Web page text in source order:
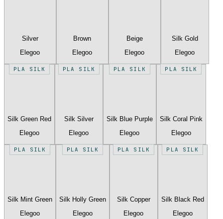
Silver
Elegoo
Brown
Elegoo
Beige
Elegoo
Silk Gold
Elegoo
PLA SILK
Silk Green Red
Elegoo
PLA SILK
Silk Silver
Elegoo
PLA SILK
Silk Blue Purple
Elegoo
PLA SILK
Silk Coral Pink
Elegoo
PLA SILK
Silk Mint Green
Elegoo
PLA SILK
Silk Holly Green
Elegoo
PLA SILK
Silk Copper
Elegoo
PLA SILK
Silk Black Red
Elegoo